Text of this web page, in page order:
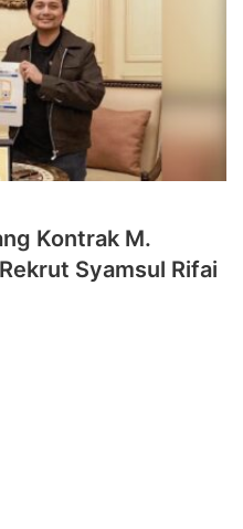
Kontrak M.
Syamsul Rifai